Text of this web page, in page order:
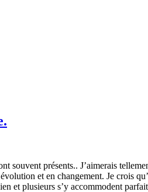
souvent présents.. J’aimerais
et en changement. Je crois
et plusieurs s’y accommodent